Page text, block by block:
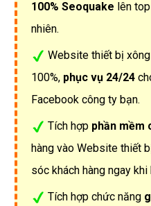
100% Seoquake lên
nhiên.
Website thiết bị
100%, phục vụ 24/24
Facebook công ty bạn.
Tích hợp phần mềm
hàng vào Website thiết
sóc khách hàng ngay khi
Tích hợp chức năng